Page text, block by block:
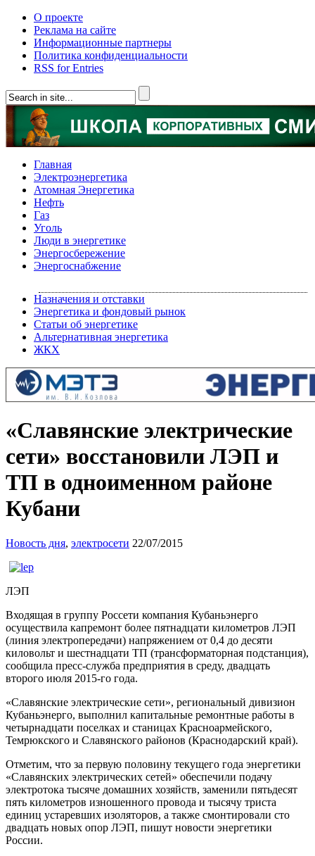
О проекте
Реклама на сайте
Информационные партнеры
Политика конфиденциальности
RSS for Entries
Главная
Электроэнергетика
Атомная Энергетика
Нефть
Газ
Уголь
Люди в энергетике
Энергосбережение
Энергоснабжение
Назначения и отставки
Энергетика и фондовый рынок
Статьи об энергетике
Альтернативная энергетика
ЖКХ
«Славянские электрические
сети» восстановили ЛЭП и
ТП в одноименном районе
Кубани
Новость дня, электросети 22/07/2015
ЛЭП
Входящая в группу Россети компания Кубаньэнерго
осуществила капремонт более пятнадцати километров ЛЭП
(линия электропередачи) напряжением от 0,4 до десяти
киловольт и шестнадцати ТП (трансформаторная подстанция),
сообщила пресс-служба предприятия в среду, двадцать
второго июля 2015-го года.
«Славянские электрические сети», региональный дивизион
Кубаньэнерго, выполнил капитальные ремонтные работы в
четырнадцати поселках и станицах Красноармейского,
Темрюкского и Славянского районов (Краснодарский край).
Отметим, что за первую половину текущего года энергетики
«Славянских электрических сетей» обеспечили подачу
электротока тысяче домашних хозяйств, заменили пятьдесят
пять километров изношенного провода и тысячу триста
единиц устаревших изоляторов, а также смонтировали сто
двадцать новых опор ЛЭП, пишут новости энергетики
России.